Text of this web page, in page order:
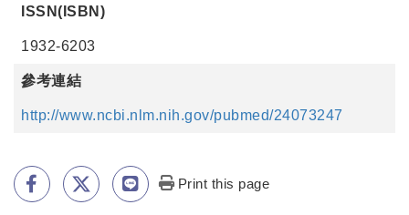
ISSN(ISBN)
1932-6203
參考連結
http://www.ncbi.nlm.nih.gov/pubmed/24073247
Print this page